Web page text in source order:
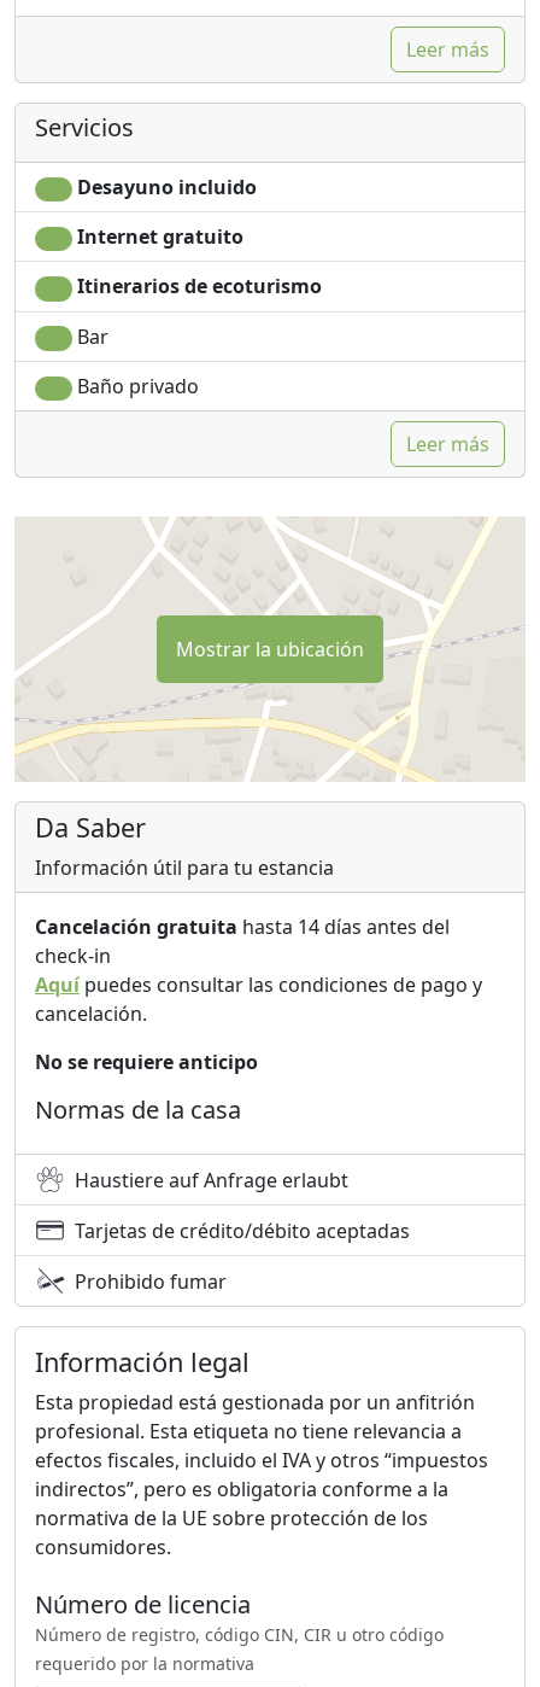
Leer más
Servicios
Desayuno incluido
Internet gratuito
Itinerarios de ecoturismo
Bar
Baño privado
Leer más
Mostrar la ubicación
Da Saber
Información útil para tu estancia
Cancelación gratuita hasta 14 días antes del
check-in
Aquípuedes consultar las condiciones de pago y
cancelación.
No se requiere anticipo
Normas de la casa
Haustiere auf Anfrage erlaubt
Tarjetas de crédito/débito aceptadas
Prohibido fumar
Información legal
Esta propiedad está gestionada por un anfitrión
profesional. Esta etiqueta no tiene relevancia a
efectos fiscales, incluido el IVA y otros “impuestos
indirectos”, pero es obligatoria conforme a la
normativa de la UE sobre protección de los
consumidores.
Número de licencia
Número de registro, código CIN, CIR u otro código
requerido por la normativa